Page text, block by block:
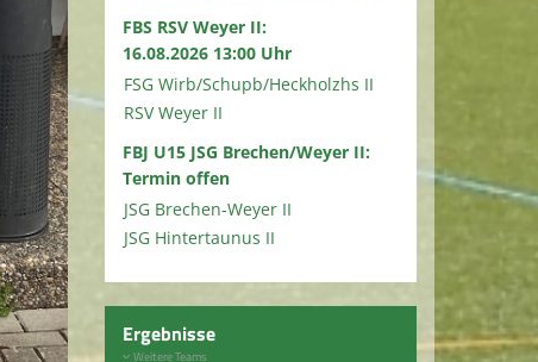
FBS RSV Weyer II:
16.08.2026 13:00 Uhr
FSG Wirb/Schupb/Heckholzhs II
RSV Weyer II
FBJ U15 JSG Brechen/Weyer II:
Termin offen
JSG Brechen-Weyer II
JSG Hintertaunus II
Ergebnisse
Weitere Teams